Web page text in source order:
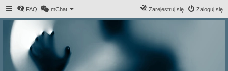
FAQ mChat Zaloguj się
Zarejestruj się